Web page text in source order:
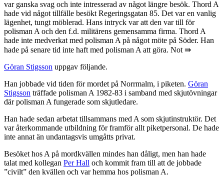
var ganska svag och inte intresserad av något längre besök. Thord A
hade vid något tillfälle besökt Regeringsgatan 85. Det var en vanlig
lägenhet, tungt möblerad. Hans intryck var att den var till för
polisman A och den f.d. militärens gemensamma firma. Thord A
hade inte medverkat med polisman A på något möte på Söder. Han
hade på senare tid inte haft med polisman A att göra. Not ⇛
Göran Stigsson uppgav följande.
Han jobbade vid tiden för mordet på Norrmalm, i piketen. Göran
Stigsson träffade polisman A 1982-83 i samband med skjutövningar
där polisman A fungerade som skjutledare.
Han hade sedan arbetat tillsammans med A som skjutinstruktör. Det
var återkommande utbildning för framför allt piketpersonal. De hade
inte annat än undantagsvis umgåtts privat.
Besöket hos A på mordkvällen mindes han dåligt, men han hade
talat med kollegan Per Hall och kommit fram till att de jobbade
”civilt” den kvällen och var hemma hos polisman A.